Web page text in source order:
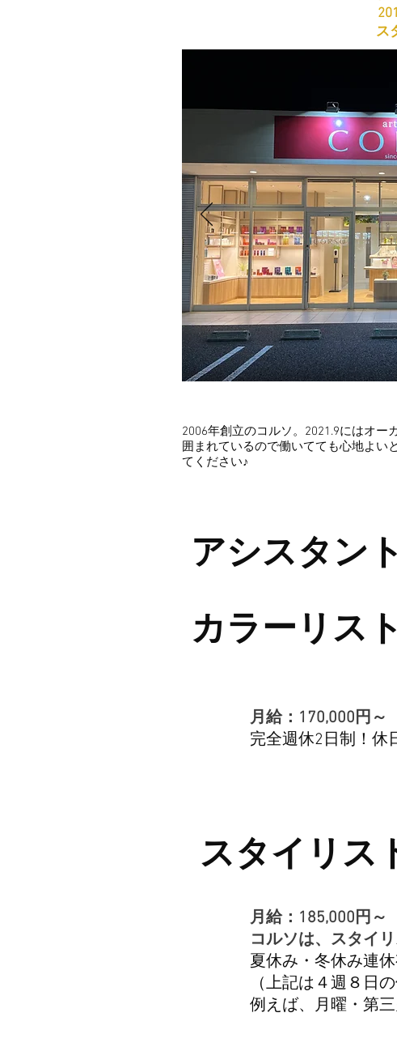
ス
2006年創立のコルソ。2021.9にはオ
囲まれているので働いてても心地よ
てください♪
アシスタン
カラーリス
月給：170,000円～
完全週休2日制！休
スタイリス
月給：185,000円～
コルソは、スタイ
夏休み・冬休み連
（上記は４週８日
例えば、月曜・第